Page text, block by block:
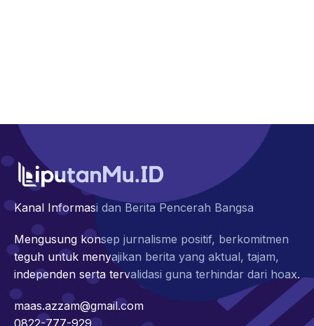
Kanal Informasi dan Berita Pencerah Bangsa
Mengusung konsep jurnalisme positif, berkomitmen
teguh untuk menyajikan berita yang aktual, tajam,
independen serta tervalidasi guna terhindar dari hoax.
maas.azzam@gmail.com
0822-777-929